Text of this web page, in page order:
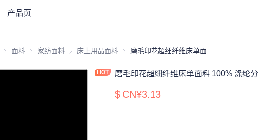
产品页
面料与纺织品原材料
面料 面料家纺面料 家纺面料
床上用品面料 床上用品面料
磨毛印花超细纤维床单面料 100% 涤纶
$ CN¥3.13